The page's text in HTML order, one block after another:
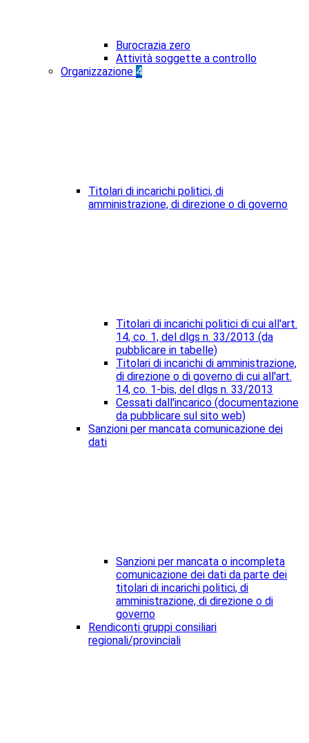
Burocrazia zero
Attività soggette a controllo
Organizzazione 4
Titolari di incarichi politici, di
amministrazione, di direzione o di governo
Titolari di incarichi politici di cui all'art.
14, co. 1, del dlgs n. 33/2013 (da
pubblicare in tabelle)
Titolari di incarichi di amministrazione,
di direzione o di governo di cui all'art.
14, co. 1-bis, del dlgs n. 33/2013
Cessati dall'incarico (documentazione
da pubblicare sul sito web)
Sanzioni per mancata comunicazione dei
dati
Sanzioni per mancata o incompleta
comunicazione dei dati da parte dei
titolari di incarichi politici, di
amministrazione, di direzione o di
governo
Rendiconti gruppi consiliari
regionali/provinciali